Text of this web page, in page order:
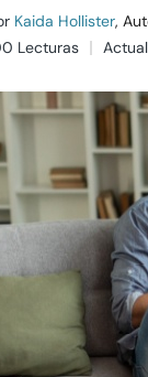
Kaida Hollister,
Lecturas